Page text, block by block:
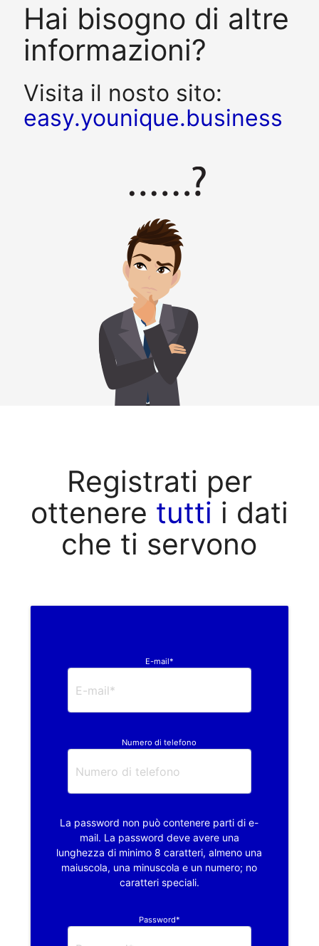
Hai bisogno di altre
informazioni?
Visita il nosto sito:
easy.younique.business
Registrati per
ottenere tutti i dati
che ti servono
E-mail*
Numero di telefono
La password non può contenere parti di e-
mail. La password deve avere una
lunghezza di minimo 8 caratteri, almeno una
maiuscola, una minuscola e un numero; no
caratteri speciali.
Password*